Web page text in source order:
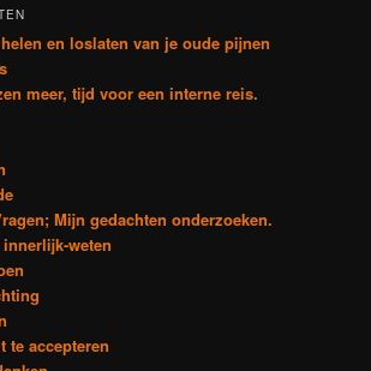
en loslaten van je oude pijnen
meer, tijd voor een interne reis.
Mijn gedachten onderzoeken.
weten
te accepteren